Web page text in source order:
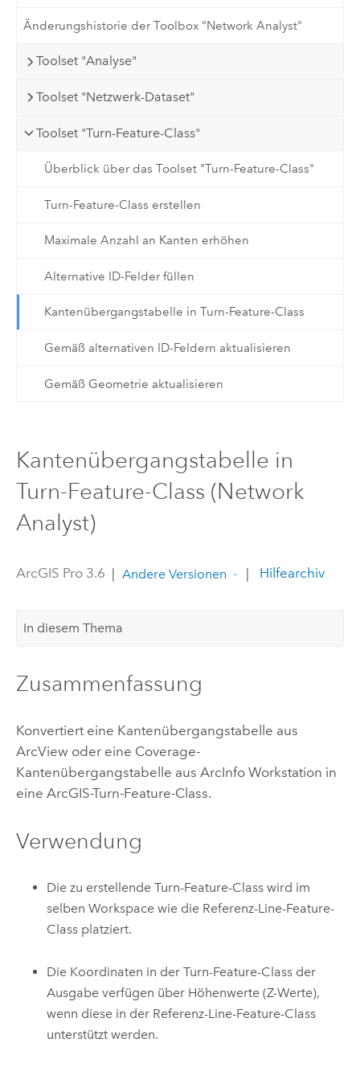
Änderungshistorie der Toolbox "Network Analyst"
Toolset "Analyse"
Toolset "Netzwerk-Dataset"
Toolset "Turn-Feature-Class"
Überblick über das Toolset "Turn-Feature-Class"
Turn-Feature-Class erstellen
Maximale Anzahl an Kanten erhöhen
Alternative ID-Felder füllen
Kantenübergangstabelle in Turn-Feature-Class
Gemäß alternativen ID-Feldern aktualisieren
Gemäß Geometrie aktualisieren
Kantenübergangstabelle in
Turn-Feature-Class (Network
Analyst)
ArcGIS Pro 3.6 | Andere Versionen | Hilfearchiv
In diesem Thema
Zusammenfassung
Konvertiert eine Kantenübergangstabelle aus
ArcView oder eine Coverage-
Kantenübergangstabelle aus ArcInfo Workstation in
eine ArcGIS-Turn-Feature-Class.
Verwendung
Die zu erstellende Turn-Feature-Class wird im
selben Workspace wie die Referenz-Line-Feature-
Class platziert.
Die Koordinaten in der Turn-Feature-Class der
Ausgabe verfügen über Höhenwerte (Z-Werte),
wenn diese in der Referenz-Line-Feature-Class
unterstützt werden.